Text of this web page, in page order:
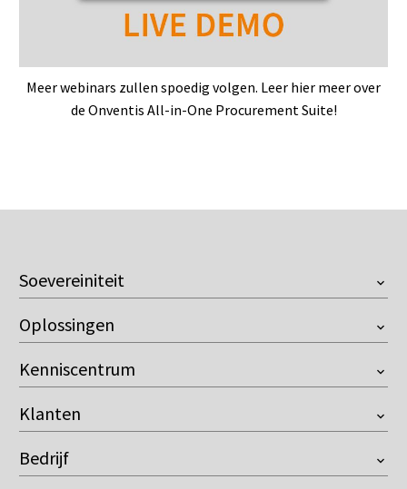
Meer webinars zullen spoedig volgen. Leer hier meer over
de Onventis All-in-One Procurement Suite!
Soevereiniteit
European Company
Resilience against the US Cloud Act
Control over AI
Compliant with the EU AI Act
Oplossingen
Supplier Management
Contract Management
eProcurement
AP Automation
Kenniscentrum
Downloads
Evenementen
Klanten
Premium leverancier
Bedrijf